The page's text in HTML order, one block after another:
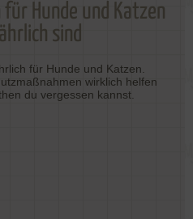
Hunde und Katzen
sind
für Hunde und Katzen.
wirklich helfen
du vergessen kannst.